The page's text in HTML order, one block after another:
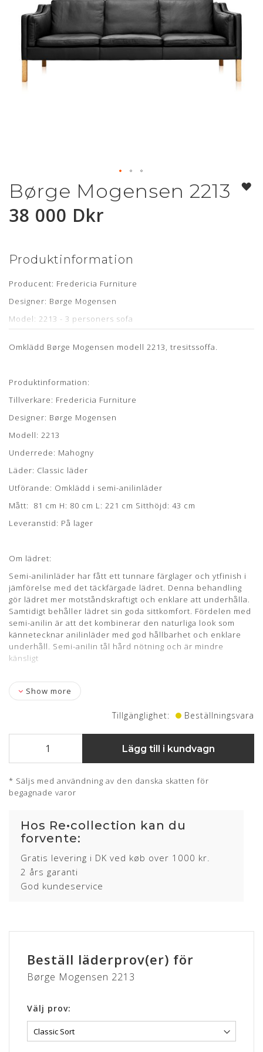
Hoppa
till
början
av
Børge Mogensen 2213
38 000 Dkr
Produktinformation
Producent: Fredericia Furniture
Designer: Børge Mogensen
Model: 2213 - 3 personers sofa
Læder: Standard Sort Semi Anilin inkl. nye dunhynder
egen møbelpolstrer.
Mål: Længde 221 cm, dybde 81 cm, højde 80 cm og
sædehøjde 43 cm
Showroom: Strib
Leveringstid: ca. 4-6 uger
Om læderet
Semi anilin læder har fået en ganske let
overfladebehandling, hvilket bidrager til en højere slidstyrke
Huden kendetegnes ved det flotte naturlige udseende, men
Kendetegnene for denne lædertype er en god holdbarhed
og brugervenlighed.
CLASSIC
Lædertypen har fået en let korrigering af overfladen hvilket
bidrager til god modstandsdygtighed.
CLASSIC læder er nem og praktisk og kræver næsten ingen
vedligehold.
Dybere naturmærker (fedtstriber & lign. fra dyret kan
forekomme).
Lædertykkelse: 0,9-1,1 mm.
Omklädd Børge Mogensen modell 2213, tresitssoffa.
Produktinformation:
Tillverkare: Fredericia Furniture
Designer: Børge Mogensen
Modell: 2213
Underrede: Mahogny
Läder: Classic läder
Utförande: Omklädd i semi-anilinläder
Mått: 81 cm H: 80 cm L: 221 cm Sitthöjd: 43 cm
Leveranstid: På lager
Om lädret:
Semi-anilinläder har fått ett tunnare färglager och ytfinish i
jämförelse med det täckfärgade lädret. Denna behandling
gör lädret mer motståndskraftigt och enklare att underhålla.
Samtidigt behåller lädret sin goda sittkomfort. Fördelen med
semi-anilin är att det kombinerar den naturliga look som
kännetecknar anilinläder med god hållbarhet och enklare
underhåll. Semi-anilin tål hård nötning och är mindre
känsligt
Show more
Tillgänglighet: Beställningsvara
Lägg till i kundvagn
* Säljs med användning av den danska skatten för
begagnade varor
Hos Re•collection kan du
forvente:
Gratis levering i DK ved køb over 1000 kr.
2 års garanti
God kundeservice
Beställ läderprov(er) för
Børge Mogensen 2213
Välj prov: